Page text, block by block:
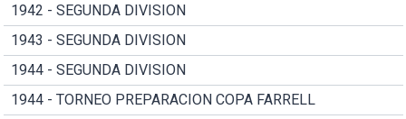
1942 - SEGUNDA DIVISION
1943 - SEGUNDA DIVISION
1944 - SEGUNDA DIVISION
1944 - TORNEO PREPARACION COPA FARRELL